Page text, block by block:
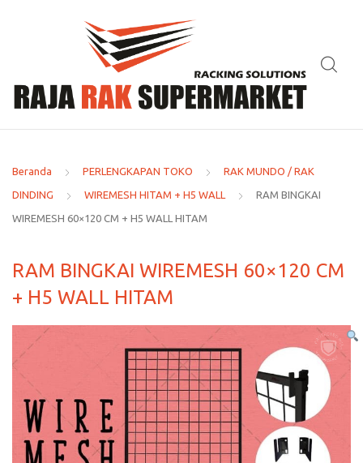
Beranda PERLENGKAPAN TOKO RAK MUNDO / RAK
DINDING WIREMESH HITAM + H5 WALL RAM BINGKAI
WIREMESH 60×120 CM + H5 WALL HITAM
RAM BINGKAI WIREMESH 60×120 CM
+ H5 WALL HITAM